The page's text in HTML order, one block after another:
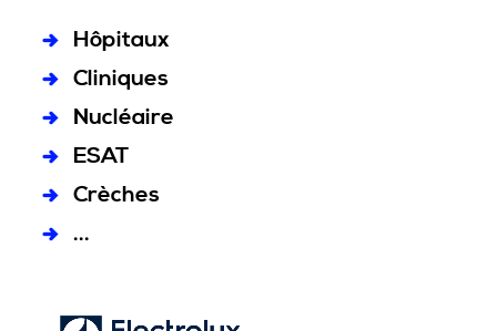
Hôpitaux
Cliniques
Nucléaire
ESAT
Crèches
...